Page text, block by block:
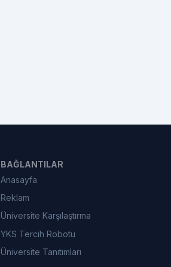
BAĞLANTILAR
Anasayfa
Reklam
Üniversite Karşılaştırma
YKS Tercih Robotu
Üniversite Tanıtımları